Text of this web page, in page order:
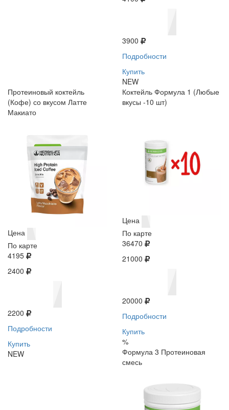
3900
Подробности
Купить
NEW
Протеиновый коктейль
(Кофе) со вкусом Латте
Макиато
Цена
По карте
4195
2400
2200
Подробности
Купить
NEW
Коктейль Формула 1 (Любые
вкусы -10 шт)
Цена
По карте
36470
21000
20000
Подробности
Купить
%
Формула 3 Протеиновая
смесь